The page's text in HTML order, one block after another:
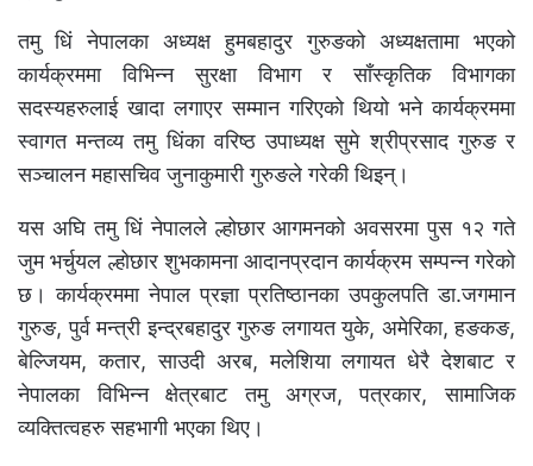
तमु धिं नेपालका अध्यक्ष हुमबहादुर गुरुङको अध्यक्षतामा भएको
कार्यक्रममा विभिन्न सुरक्षा विभाग र साँस्कृतिक विभागका
सदस्यहरुलाई खादा लगाएर सम्मान गरिएको थियो भने कार्यक्रममा
स्वागत मन्तव्य तमु धिंका वरिष्ठ उपाध्यक्ष सुमे श्रीप्रसाद गुरुङ र
सञ्चालन महासचिव जुनाकुमारी गुरुङले गरेकी थिइन्।
यस अघि तमु धिं नेपालले ल्होछार आगमनको अवसरमा पुस १२ गते
जुम भर्चुयल ल्होछार शुभकामना आदानप्रदान कार्यक्रम सम्पन्न गरेको
छ। कार्यक्रममा नेपाल प्रज्ञा प्रतिष्ठानका उपकुलपति डा.जगमान
गुरुङ, पुर्व मन्त्री इन्द्रबहादुर गुरुङ लगायत युके, अमेरिका, हङकङ,
बेल्जियम, कतार, साउदी अरब, मलेशिया लगायत धेरै देशबाट र
नेपालका विभिन्न क्षेत्रबाट तमु अग्रज, पत्रकार, सामाजिक
व्यक्तित्वहरु सहभागी भएका थिए।